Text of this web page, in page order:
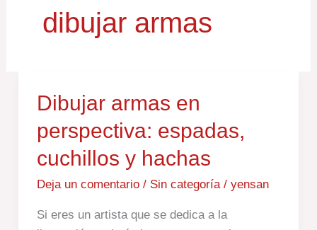
dibujar armas
Dibujar armas en
perspectiva: espadas,
cuchillos y hachas
Deja un comentario / Sin categoría/ yensan
Si eres un artista que se dedica a la
Dibujar
en
perspectiva:
cuchillos
y hachas